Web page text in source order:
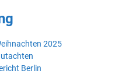
2025
Berlin